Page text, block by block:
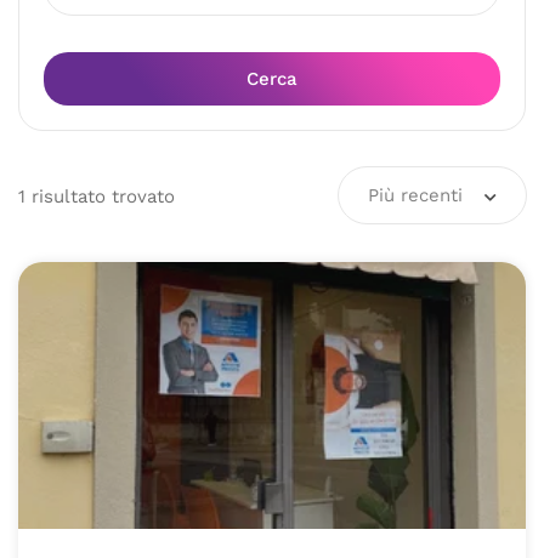
Cerca
1 risultato trovato Più recenti